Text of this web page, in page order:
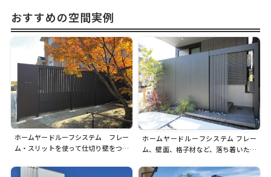
おすすめの空間実例
ホームヤードルーフシステム フレー
ム・スリットを使って仕切り壁をつく
ホームヤードルーフシステム フレー
ム、壁面、格子材など、落ち着いたマ
ディネート